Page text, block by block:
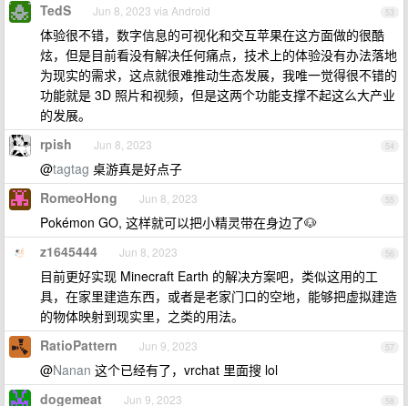
53
TedS Jun 8, 2023 via Android
体验很不错，数字信息的可视化和交互苹果在这方面做的很酷
炫，但是目前看没有解决任何痛点，技术上的体验没有办法落地
为现实的需求，这点就很难推动生态发展，我唯一觉得很不错的
功能就是 3D 照片和视频，但是这两个功能支撑不起这么大产业
的发展。
54
rpish Jun 8, 2023
@tagtag 桌游真是好点子
55
RomeoHong Jun 8, 2023
Pokémon GO, 这样就可以把小精灵带在身边了🐶
56
z1645444 Jun 8, 2023
目前更好实现 Minecraft Earth 的解决方案吧，类似这用的工
具，在家里建造东西，或者是老家门口的空地，能够把虚拟建造
的物体映射到现实里，之类的用法。
57
RatioPattern Jun 9, 2023
@Nanan 这个已经有了，vrchat 里面搜 lol
58
dogemeat Jun 9, 2023